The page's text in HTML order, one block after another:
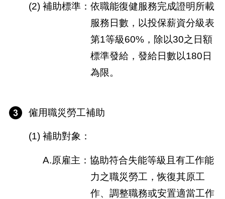
(2) 補助標準：依職能復健服務完成證明所載
服務日數，以投保薪資分級表
第1等級60%，除以30之日額
標準發給，發給日數以180日
為限。
僱用職災勞工補助
(1) 補助對象：
A.原雇主：協助符合失能等級且有工作能
力之職災勞工，恢復其原工
作、調整職務或安置適當工作